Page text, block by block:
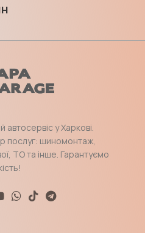
автосервіс у Харкові.
послуг: шиномонтаж,
ТО та інше. Гарантуємо